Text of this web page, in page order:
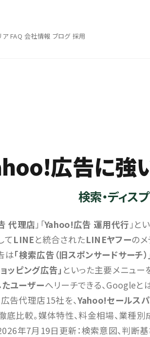
ア FAQ 会社情報 ブログ 採用
広告に強
検索・ディス
代理店 」「Yahoo!広告 運用代行 」と
てLINEと統合されたLINEヤフーの
は「検索広告（旧スポンサードサーチ
ッピング広告」 といった主要メニュー
ユーザーへリーチできる、Google
告代理店15社を、Yahoo!セールスパ
底比較。媒体特性、料金相場、業種
年7月19日更新：検索意図、判断